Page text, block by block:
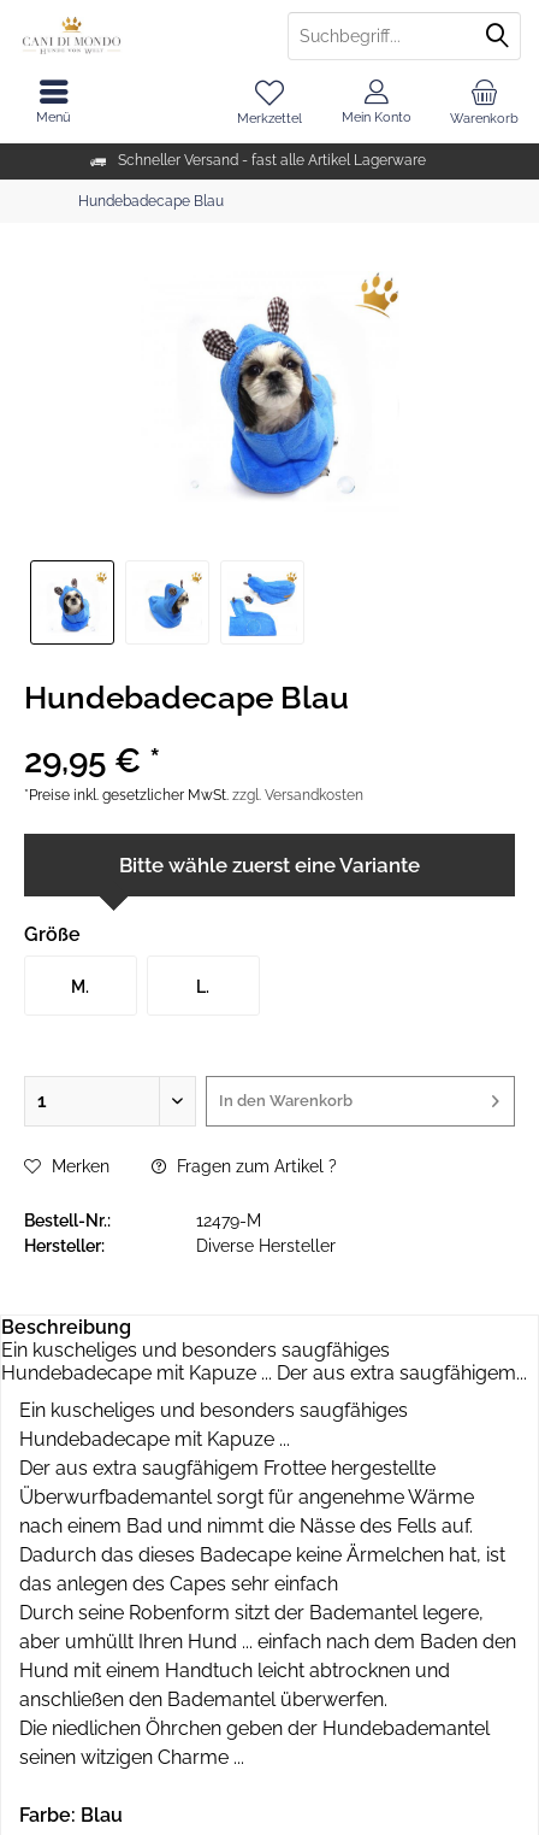
Schneller Versand - fast alle Artikel Lagerware
Warenkorb
Merkzettel Mein Konto
Menü
Hundebadecape Blau
Hundebadecape Blau
29,95 € *
*Preise inkl. gesetzlicher MwSt. zzgl. Versandkosten
Bitte wähle zuerst eine Variante
Größe
M. L.
In den Warenkorb
Merken Fragen zum Artikel ?
Bestell-Nr.:
12479-M
Hersteller:
Diverse Hersteller
Beschreibung
Ein kuscheliges und besonders saugfähiges
Hundebadecape mit Kapuze ... Der aus extra saugfähigem...
Ein kuscheliges und besonders saugfähiges
Hundebadecape mit Kapuze ...
Der aus extra saugfähigem Frottee hergestellte
Überwurfbademantel sorgt für angenehme Wärme
nach einem Bad und nimmt die Nässe des Fells auf.
Dadurch das dieses Badecape keine Ärmelchen hat, ist
das anlegen des Capes sehr einfach
Durch seine Robenform sitzt der Bademantel legere,
aber umhüllt Ihren Hund ... einfach nach dem Baden den
Hund mit einem Handtuch leicht abtrocknen und
anschließen den Bademantel überwerfen.
Die niedlichen Öhrchen geben der Hundebademantel
seinen witzigen Charme ...
Farbe: Blau